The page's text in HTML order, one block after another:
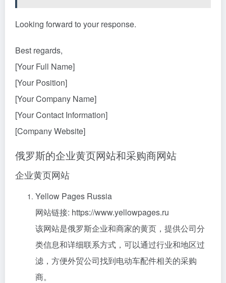
Looking forward to your response.
Best regards,
[Your Full Name]
[Your Position]
[Your Company Name]
[Your Contact Information]
[Company Website]
俄罗斯的企业黄页网站和采购商网站
企业黄页网站
Yellow Pages Russia
网站链接: https://www.yellowpages.ru
该网站是俄罗斯企业和商家的黄页，提供公司分
类信息和详细联系方式，可以通过行业和地区过
滤，方便外贸公司找到电动车配件相关的采购
商。